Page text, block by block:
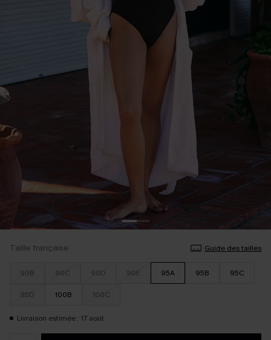
Taille française Guide des tailles
90B 90C 90D 90E 95A 95B 95C
95D 100B 100C
Livraison estimée : 17 août